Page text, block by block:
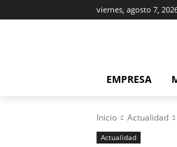
viernes, agosto 7,
EMPRESA
Inicio Actualidad
Actualidad